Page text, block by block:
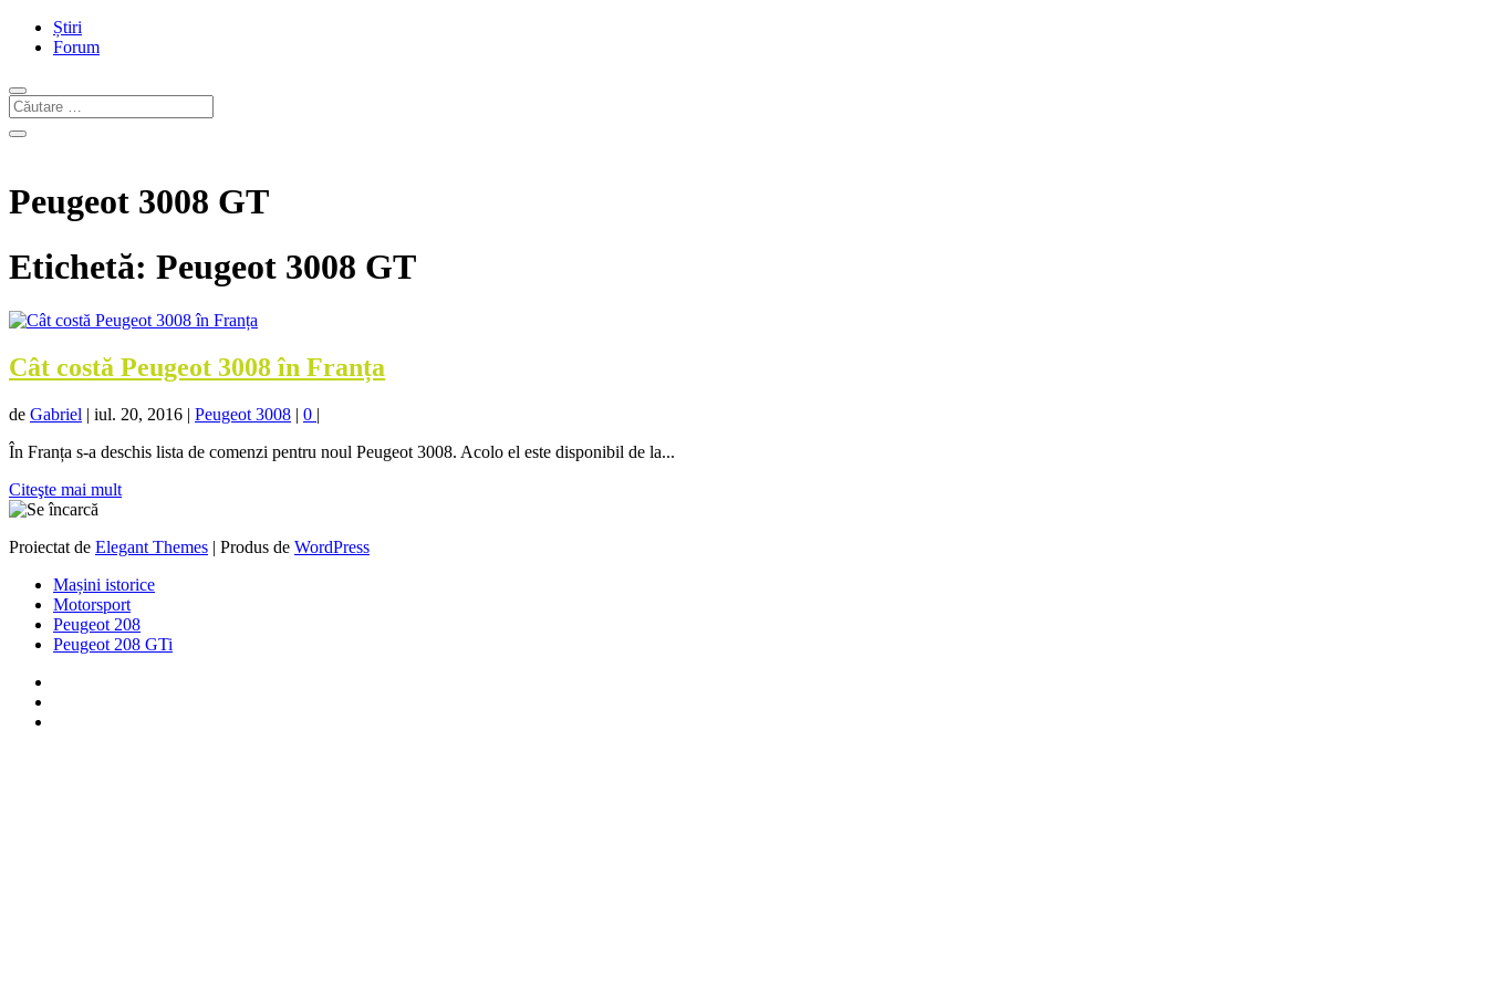
Știri
Forum
Peugeot 3008 GT
Etichetă: Peugeot 3008 GT
Cât costă Peugeot 3008 în Franța
de Gabriel | iul. 20, 2016 | Peugeot 3008 | 0 |
În Franța s-a deschis lista de comenzi pentru noul Peugeot 3008. Acolo el este disponibil de la...
Citeşte mai mult
Proiectat de Elegant Themes | Produs de WordPress
Mașini istorice
Motorsport
Peugeot 208
Peugeot 208 GTi